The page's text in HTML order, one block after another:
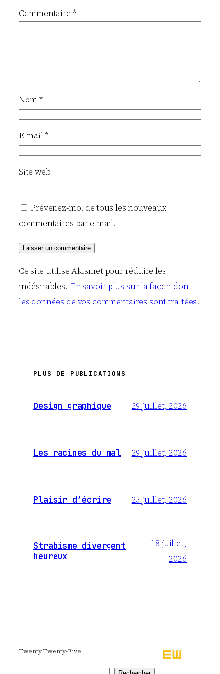
Commentaire *
Nom*
E-mail*
Site web
Prévenez-moi de tous les nouveaux
commentaires par e-mail.
Ce site utilise Akismet pour réduire les
indésirables. En savoir plus sur la façon dont
les données de vos commentaires sont traitées.
PLUS DE PUBLICATIONS
Design graphique 29 juillet, 2026
Les racines du mal 29 juillet, 2026
Plaisir d’écrire 25 juillet, 2026
Strabisme divergent
heureux
18 juillet,
2026
Twenty Twenty-Five